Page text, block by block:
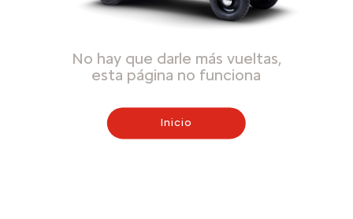
No hay que darle más vueltas,
esta página no funciona
Inicio